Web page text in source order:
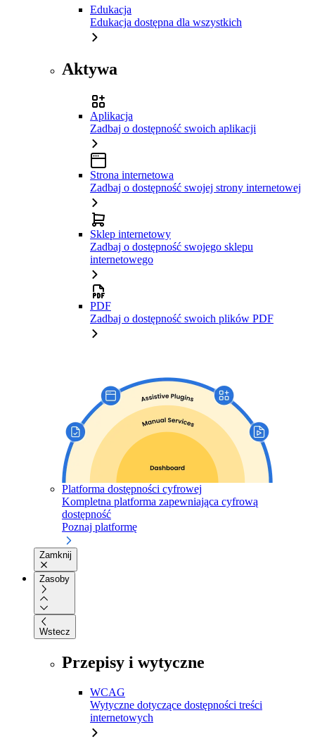
Edukacja
Edukacja dostępna dla wszystkich
Aktywa
Aplikacja
Zadbaj o dostępność swoich aplikacji
Strona internetowa
Zadbaj o dostępność swojej strony internetowej
Sklep internetowy
Zadbaj o dostępność swojego sklepu
internetowego
PDF
Zadbaj o dostępność swoich plików PDF
Platforma dostępności cyfrowej
Kompletna platforma zapewniająca cyfrową
dostępność
Poznaj platformę
Zamknij
Zasoby
Wstecz
Przepisy i wytyczne
WCAG
Wytyczne dotyczące dostępności treści
internetowych